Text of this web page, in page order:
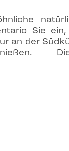
Sie
an der